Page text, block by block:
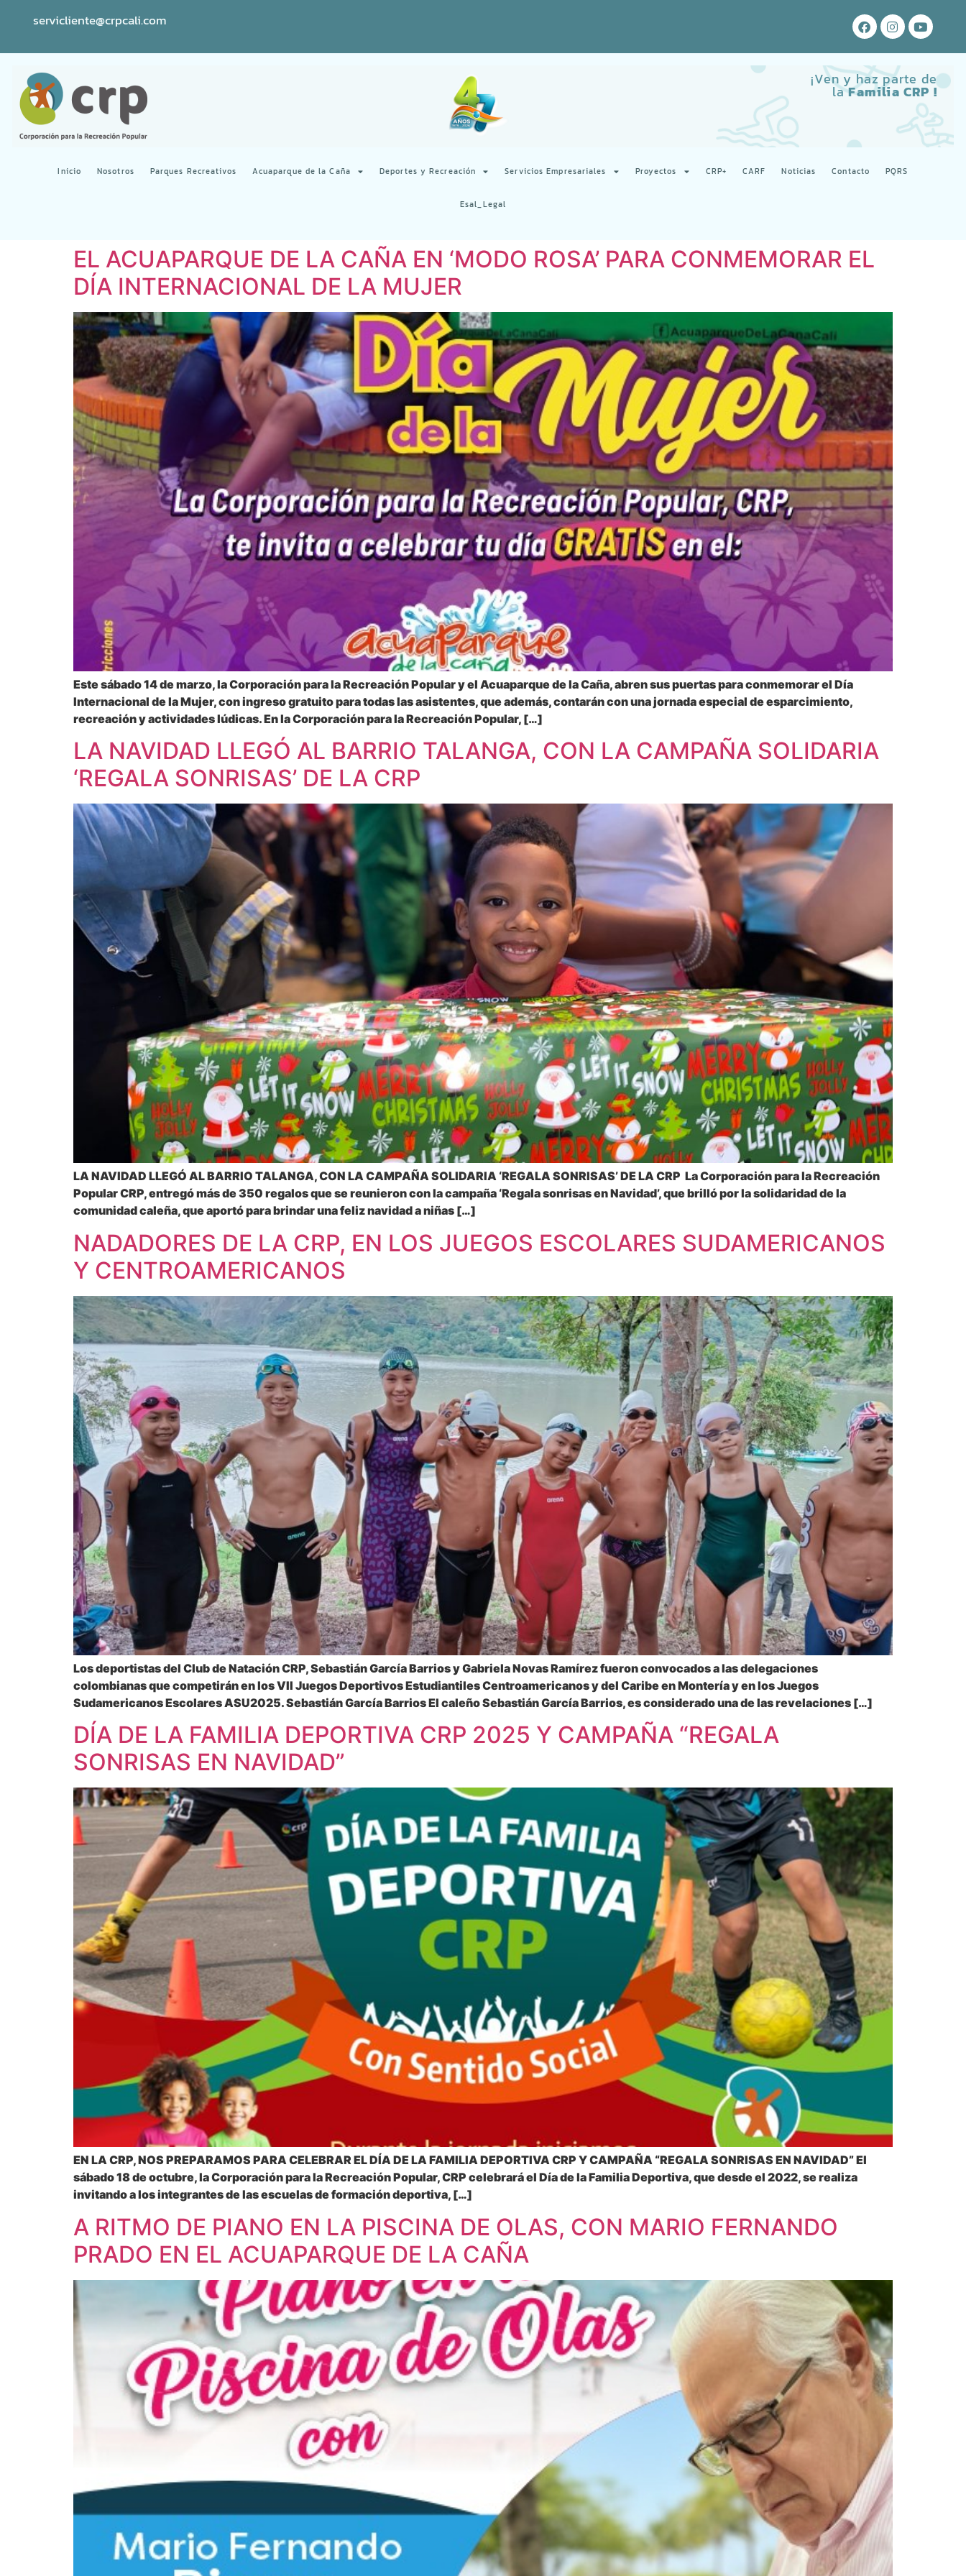
servicliente@crpcali.com
¡Ven y haz parte de
laFamilia CRP !
Inicio Nosotros Parques Recreativos Acuaparque de la Caña Deportes y Recreación Servicios Empresariales Proyectos CRP+ CARF Noticias Contacto PQRS
Esal_Legal
EL ACUAPARQUE DE LA CAÑA EN ‘MODO ROSA’ PARA CONMEMORAR EL
DÍA INTERNACIONAL DE LA MUJER
Este sábado 14 de marzo, la Corporación para la Recreación Popular y el Acuaparque de la Caña, abren sus puertas para conmemorar el Día
Internacional de la Mujer, con ingreso gratuito para todas las asistentes, que además, contarán con una jornada especial de esparcimiento,
recreación y actividades lúdicas. En la Corporación para la Recreación Popular, […]
LA NAVIDAD LLEGÓ AL BARRIO TALANGA, CON LA CAMPAÑA SOLIDARIA
‘REGALA SONRISAS’ DE LA CRP
LA NAVIDAD LLEGÓ AL BARRIO TALANGA, CON LA CAMPAÑA SOLIDARIA ‘REGALA SONRISAS’ DE LA CRP La Corporación para la Recreación
Popular CRP, entregó más de 350 regalos que se reunieron con la campaña ‘Regala sonrisas en Navidad’, que brilló por la solidaridad de la
comunidad caleña, que aportó para brindar una feliz navidad a niñas […]
NADADORES DE LA CRP, EN LOS JUEGOS ESCOLARES SUDAMERICANOS
Y CENTROAMERICANOS
Los deportistas del Club de Natación CRP, Sebastián García Barrios y Gabriela Novas Ramírez fueron convocados a las delegaciones
colombianas que competirán en los VII Juegos Deportivos Estudiantiles Centroamericanos y del Caribe en Montería y en los Juegos
Sudamericanos Escolares ASU2025. Sebastián García Barrios El caleño Sebastián García Barrios, es considerado una de las revelaciones […]
DÍA DE LA FAMILIA DEPORTIVA CRP 2025 Y CAMPAÑA “REGALA
SONRISAS EN NAVIDAD”
EN LA CRP, NOS PREPARAMOS PARA CELEBRAR EL DÍA DE LA FAMILIA DEPORTIVA CRP Y CAMPAÑA “REGALA SONRISAS EN NAVIDAD” El
sábado 18 de octubre, la Corporación para la Recreación Popular, CRP celebrará el Día de la Familia Deportiva, que desde el 2022, se realiza
invitando a los integrantes de las escuelas de formación deportiva, […]
A RITMO DE PIANO EN LA PISCINA DE OLAS, CON MARIO FERNANDO
PRADO EN EL ACUAPARQUE DE LA CAÑA